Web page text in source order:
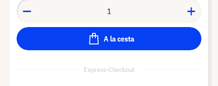
A la cesta
Express-Checkout